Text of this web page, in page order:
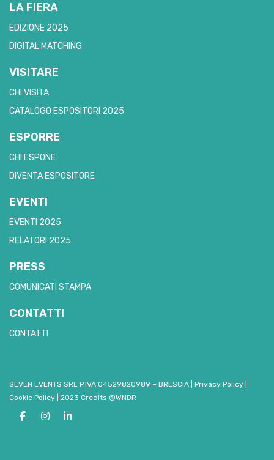
LA FIERA
EDIZIONE 2025
DIGITAL MATCHING
VISITARE
CHI VISITA
CATALOGO ESPOSITORI 2025
ESPORRE
CHI ESPONE
DIVENTA ESPOSITORE
EVENTI
EVENTI 2025
RELATORI 2025
PRESS
COMUNICATI STAMPA
CONTATTI
CONTATTI
SEVEN EVENTS SRL P.IVA 04529820989 – BRESCIA Privacy Policy
Cookie Policy
2023 Credits @WNDR